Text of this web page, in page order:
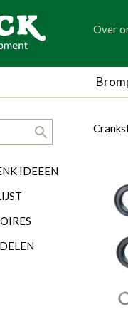
Over
IDEEEN